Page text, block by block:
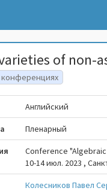
of non-
Английский
Пленарный
Conference
10-14 июл. 2023 ,
Колесников Павел